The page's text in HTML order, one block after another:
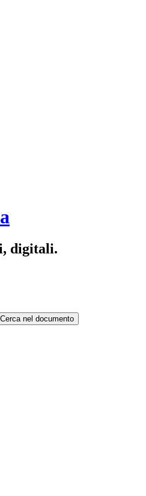
digitali.
Cerca nel documento